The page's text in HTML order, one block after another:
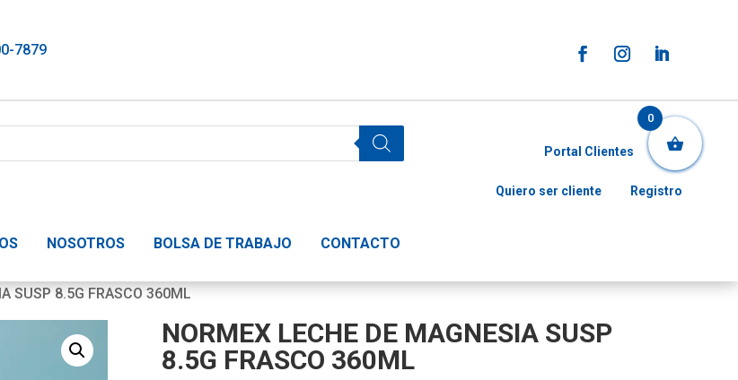
7879
NOSOTROS BOLSA DE TRABAJO CONTACTO
Portal Clientes
Quiero ser cliente Registro
SUSP 8.5G FRASCO 360ML
NORMEX LECHE DE MAGNESIA SUSP
8.5G FRASCO 360ML
0